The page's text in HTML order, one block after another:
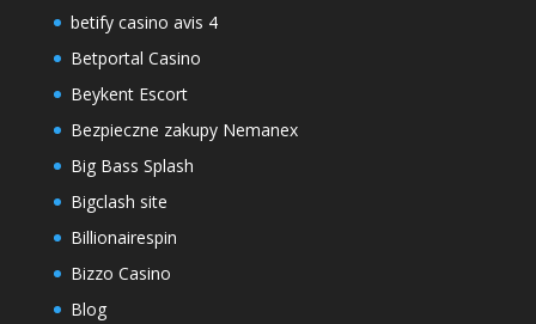
betify casino avis 4
Betportal Casino
Beykent Escort
Bezpieczne zakupy Nemanex
Big Bass Splash
Bigclash site
Billionairespin
Bizzo Casino
Blog